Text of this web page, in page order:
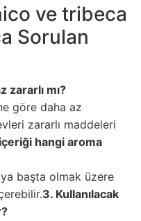
ve tribeca
Sorulan
zararlı mı?
göre daha az
zararlı maddeleri
hangi aroma
başta olmak üzere
3. Kullanılacak